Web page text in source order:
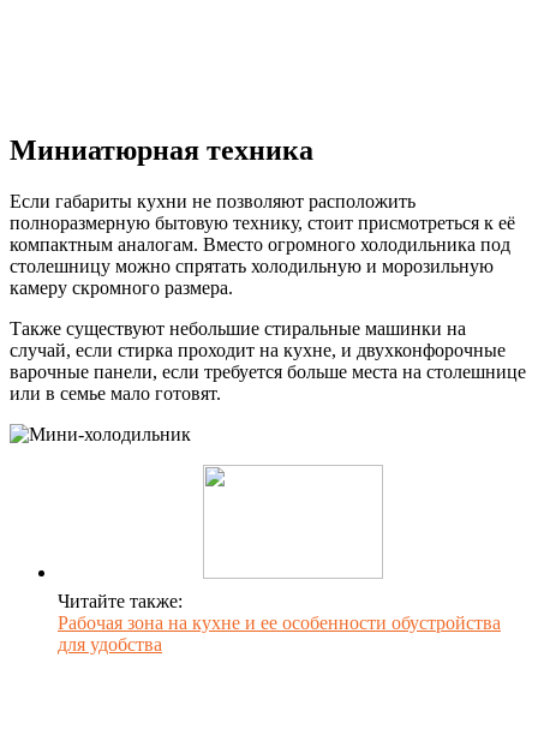
Миниатюрная техника
Если габариты кухни не позволяют расположить
полноразмерную бытовую технику, стоит присмотреться к её
компактным аналогам. Вместо огромного холодильника под
столешницу можно спрятать холодильную и морозильную
камеру скромного размера.
Также существуют небольшие стиральные машинки на
случай, если стирка проходит на кухне, и двухконфорочные
варочные панели, если требуется больше места на столешнице
или в семье мало готовят.
Читайте также:
Рабочая зона на кухне и ее особенности обустройства
для удобства